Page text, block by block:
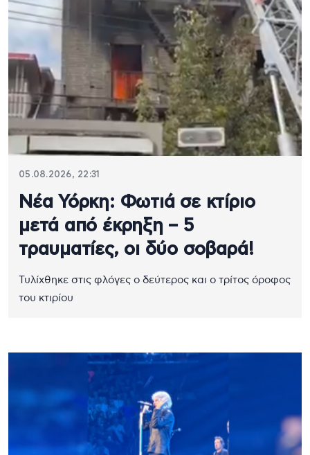
05.08.2026, 22:31
Νέα Υόρκη: Φωτιά σε κτίριο
μετά από έκρηξη – 5
τραυματίες, οι δύο σοβαρά!
Τυλίχθηκε στις φλόγες ο δεύτερος και ο τρίτος όροφος
του κτιρίου